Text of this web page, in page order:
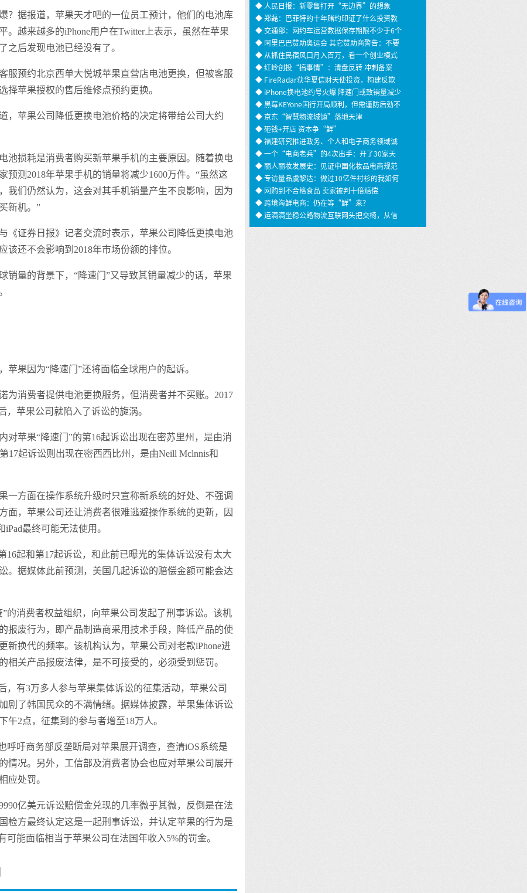
？据报道，苹果天才吧的一位员工预计，他们的电池库
。越来越多的iPhone用户在Twitter上表示，虽然在苹果
之后发现电池已经没有了。
服预约北京西单大悦城苹果直营店电池更换，但被客服
择苹果授权的售后维修点预约更换。
，苹果公司降低更换电池价格的决定将带给公司大约
池损耗是消费者购买新苹果手机的主要原因。随着换电
预测2018年苹果手机的销量将减少1600万件。“虽然这
我们仍然认为，这会对其手机销量产生不良影响，因为
新机。”
《证券日报》记者交流时表示，苹果公司降低更换电池
还不会影响到2018年市场份额的排位。
销量的背景下，“降速门”又导致其销量减少的话，苹果
苹果因为“降速门”还将面临全球用户的起诉。
为消费者提供电池更换服务，但消费者并不买账。2017
，苹果公司就陷入了诉讼的旋涡。
对苹果“降速门”的第16起诉讼出现在密苏里州，是由消
17起诉讼则出现在密西西比州，是由Neill Mclnnis和
一方面在操作系统升级时只宣称新系统的好处、不强调
面，苹果公司还让消费者很难逃避操作系统的更新，因
最终可能无法使用。
16起和第17起诉讼，和此前已曝光的集体诉讼没有太大
。据媒体此前预测，美国几起诉讼的赔偿金额可能会达
的消费者权益组织，向苹果公司发起了刑事诉讼。该机
报废行为，即产品制造商采用技术手段，降低产品的使
新换代的频率。该机构认为，苹果公司对老款iPhone进
相关产品报废法律，是不可接受的，必须受到惩罚。
，有3万多人参与苹果集体诉讼的征集活动，苹果公司
剧了韩国民众的不满情绪。据媒体披露，苹果集体诉讼
午2点，征集到的参与者增至18万人。
呼吁商务部反垄断局对苹果展开调查，查清iOS系统是
情况。另外，工信部及消费者协会也应对苹果公司展开
应处罚。
亿美元诉讼赔偿金兑现的几率微乎其微，反倒是在法
检方最终认定这是一起刑事诉讼，并认定苹果的行为是
可能面临相当于苹果公司在法国年收入5%的罚金。
◆ 人民日报：新零售打开“无边界”的想象
◆ 郑磊：巴菲特的十年赌约印证了什么投资教
训
◆ 交通部：网约车运营数据保存期限不少于6个
月
◆ 阿里巴巴赞助奥运会 其它赞助商警告：不要
过界
◆ 从抓住民宿风口月入百万，看一个创业模式
◆ 红岭创投“搞事情”：清盘反转 冲刺备案
◆ FireRadar获华夏信财天使投资，构建反欺
诈安全服务
◆ iPhone换电池约号火爆 降速门或致销量减少
1600万
◆ 黑莓KEYone国行开局顺利，但需谨防后劲不
足
◆ 京东“智慧物流城镇”落地天津
◆ 砸钱+开店 资本争“鲜”
◆ 福建研究推进政务、个人和电子商务领域诚
信建设
◆ 一个“电商老兵”的4次出手：开了30家天
猫店，年销30亿
◆ 丽人丽妆发展史：见证中国化妆品电商规范
化之路
◆ 专访量品虞黎达：做过10亿件衬衫的我如何
用399价格做个性定制衬衫？ …
◆ 网购到不合格食品 卖家被判十倍赔偿
◆ 跨境海鲜电商：仍在等“鲜”来？
◆ 运满满坐稳公路物流互联网头把交椅，从信
息撮合到车货匹配